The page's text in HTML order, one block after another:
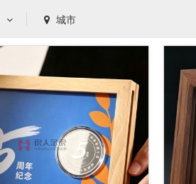
城市